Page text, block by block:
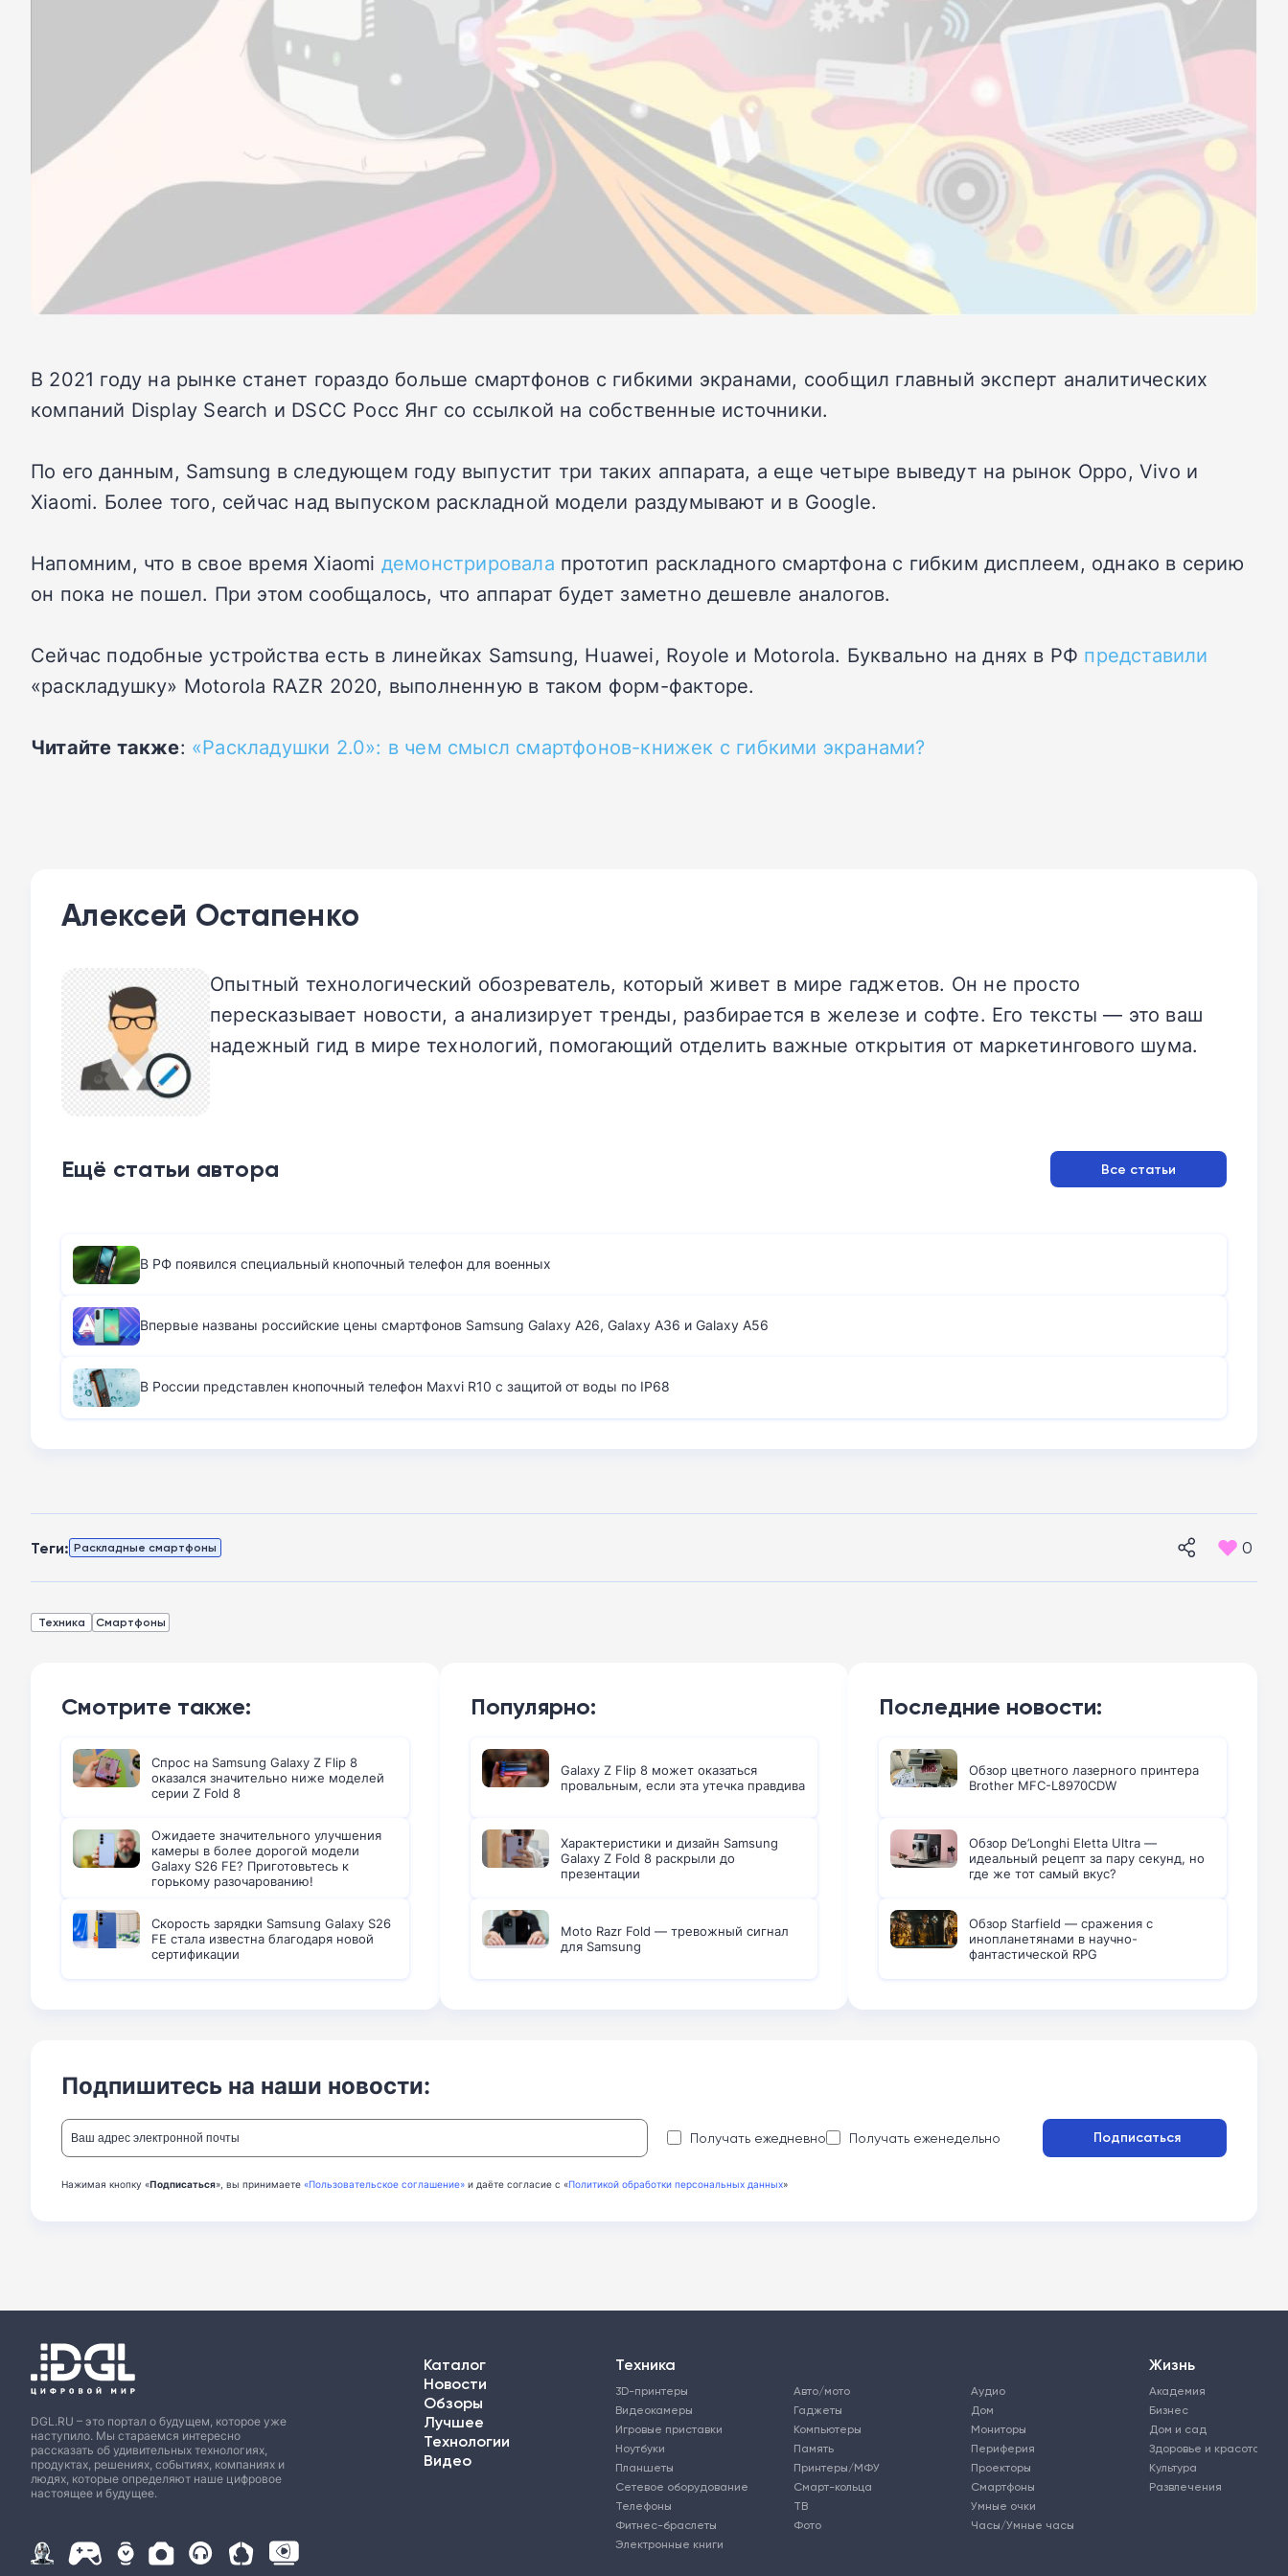
В 2021 году на рынке станет гораздо больше смартфонов с гибкими экранами, сообщил главный эксперт аналитических
компаний Display Search и DSCC Росс Янг со ссылкой на собственные источники.
По его данным, Samsung в следующем году выпустит три таких аппарата, а еще четыре выведут на рынок Oppo, Vivo и
Xiaomi. Более того, сейчас над выпуском раскладной модели раздумывают и в Google.
Напомним, что в свое время Xiaomi демонстрировала прототип раскладного смартфона с гибким дисплеем, однако в серию
он пока не пошел. При этом сообщалось, что аппарат будет заметно дешевле аналогов.
Сейчас подобные устройства есть в линейках Samsung, Huawei, Royole и Motorola. Буквально на днях в РФ представили
«раскладушку» Motorola RAZR 2020, выполненную в таком форм-факторе.
Читайте также: «Раскладушки 2.0»: в чем смысл смартфонов-книжек с гибкими экранами?
Алексей Остапенко
Опытный технологический обозреватель, который живет в мире гаджетов. Он не просто
пересказывает новости, а анализирует тренды, разбирается в железе и софте. Его тексты — это ваш
надежный гид в мире технологий, помогающий отделить важные открытия от маркетингового шума.
Ещё статьи автора Все статьи
В РФ появился специальный кнопочный телефон для военных
Впервые названы российские цены смартфонов Samsung Galaxy A26, Galaxy A36 и Galaxy A56
В России представлен кнопочный телефон Maxvi R10 с защитой от воды по IP68
Теги: Раскладные смартфоны 0
Техника Смартфоны
Смотрите также:
Спрос на Samsung Galaxy Z Flip 8
оказался значительно ниже моделей
серии Z Fold 8
Ожидаете значительного улучшения
камеры в более дорогой модели
Galaxy S26 FE? Приготовьтесь к
горькому разочарованию!
Скорость зарядки Samsung Galaxy S26
FE стала известна благодаря новой
сертификации
Популярно:
Galaxy Z Flip 8 может оказаться
провальным, если эта утечка правдива
Характеристики и дизайн Samsung
Galaxy Z Fold 8 раскрыли до
презентации
Moto Razr Fold — тревожный сигнал
для Samsung
Последние новости:
Обзор цветного лазерного принтера
Brother MFC-L8970CDW
Обзор De’Longhi Eletta Ultra —
идеальный рецепт за пару секунд, но
где же тот самый вкус?
Обзор Starfield — сражения с
инопланетянами в научно-
фантастической RPG
Подпишитесь на наши новости:
Получать ежедневно Получать еженедельно Подписаться
Нажимая кнопку «Подписаться», вы принимаете «Пользовательское соглашение» и даёте согласие с «Политикой обработки персональных данных»
DGL.RU – это портал о будущем, которое уже
наступило. Мы стараемся интересно
рассказать об удивительных технологиях,
продуктах, решениях, событиях, компаниях и
людях, которые определяют наше цифровое
настоящее и будущее.
Каталог
Новости
Обзоры
Лучшее
Техника
3D-принтеры Авто/мото
Аудио
Видеокамеры
Гаджеты
Дом
Игровые приставки
Компьютеры
Мониторы
Ноутбуки
Память
Периферия
Планшеты
Принтеры/МФУ
Проекторы
Сетевое оборудование
Смарт-кольца
Смартфоны
Телефоны
ТВ
Умные очки
Фитнес-браслеты
Фото
Часы/Умные часы
Электронные книги
Технологии
Жизнь
Академия
Бизнес
Дом и сад
Здоровье и красота
Культура
Развлечения
Видео